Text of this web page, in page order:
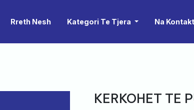
Rreth Nesh Kategori Te Tjera Na
KERKOHET TE